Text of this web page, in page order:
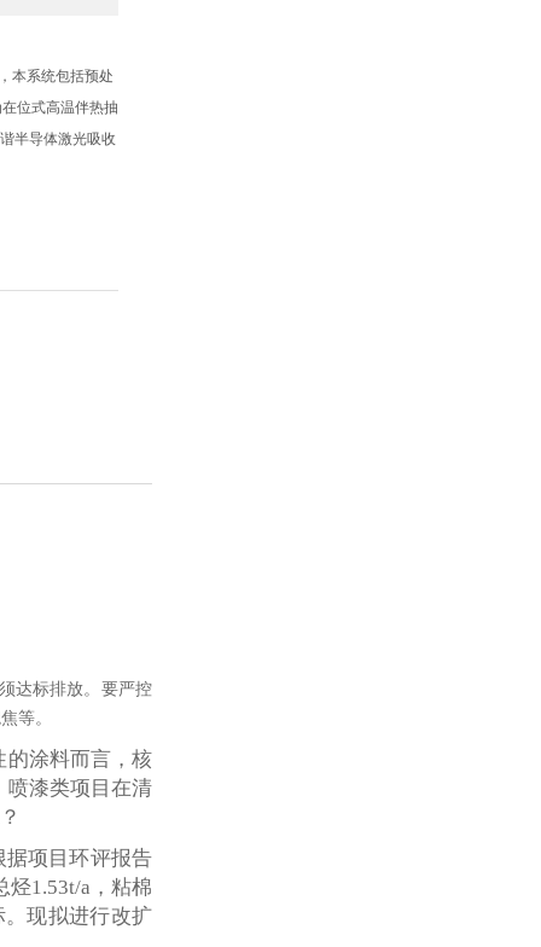
本系统包括预处
位式高温伴热抽
半导体激光吸收
达标排放。要严控
等。
的涂料而言，核
喷漆类项目在清
据项目环评报告
1.53t/a，粘棉
。现拟进行改扩